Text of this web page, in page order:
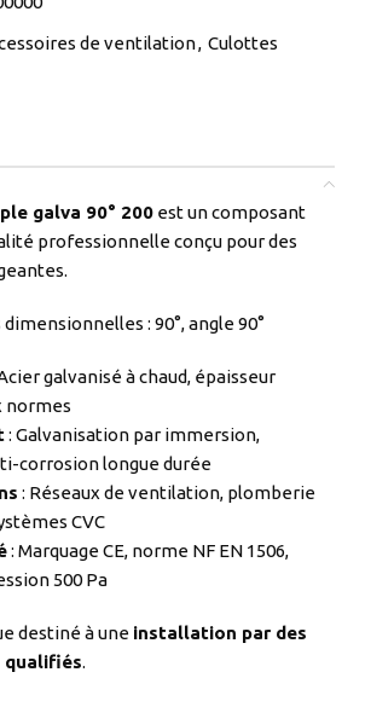
de ventilation, Culottes
galva 90° 200 est un composant
professionnelle conçu pour des
: 90°, angle 90°
galvanisé à chaud, épaisseur
normes
: Galvanisation par immersion,
corrosion longue durée
: Réseaux de ventilation, plomberie
CVC
: Marquage CE, norme NF EN 1506,
500 Pa
destiné à une installation par des
qualifiés.